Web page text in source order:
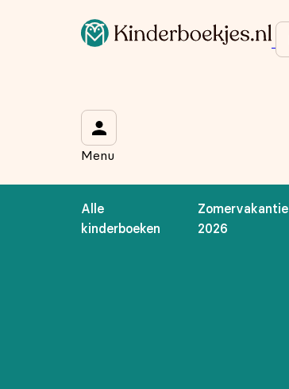
Menu
Alle
kinderboeken
Zomervakantie
2026